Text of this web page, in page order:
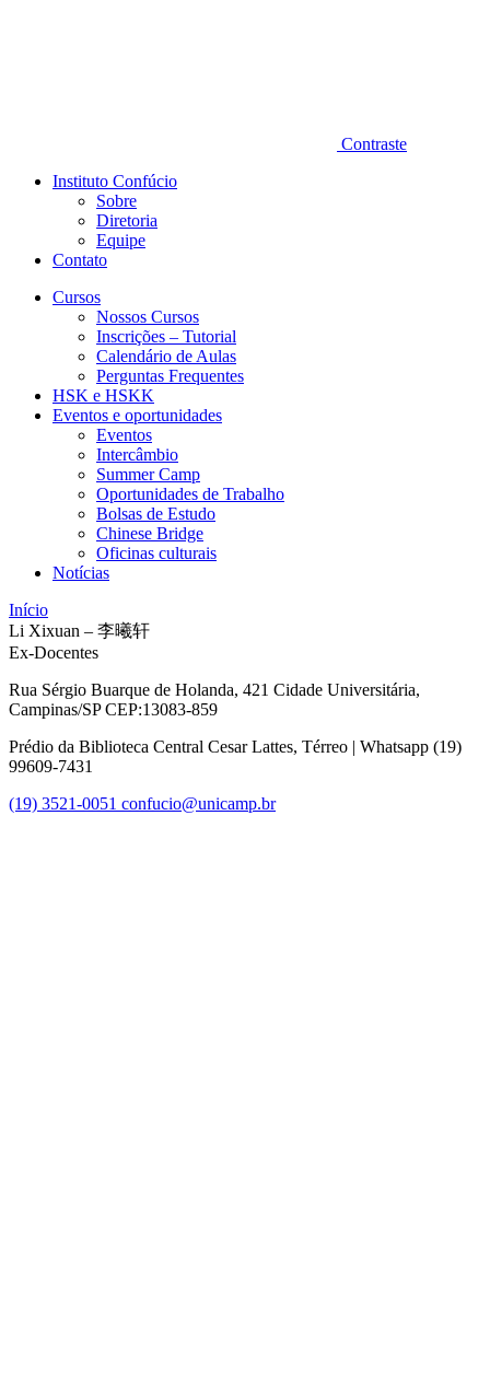
Contraste
Instituto Confúcio
Sobre
Diretoria
Equipe
Contato
Cursos
Nossos Cursos
Inscrições – Tutorial
Calendário de Aulas
Perguntas Frequentes
HSK e HSKK
Eventos e oportunidades
Eventos
Intercâmbio
Summer Camp
Oportunidades de Trabalho
Bolsas de Estudo
Chinese Bridge
Oficinas culturais
Notícias
Início
Li Xixuan – 李曦轩
Ex-Docentes
Rua Sérgio Buarque de Holanda, 421 Cidade Universitária,
Campinas/SP CEP:13083-859
Prédio da Biblioteca Central Cesar Lattes, Térreo | Whatsapp (19)
99609-7431
(19) 3521-0051 confucio@unicamp.br